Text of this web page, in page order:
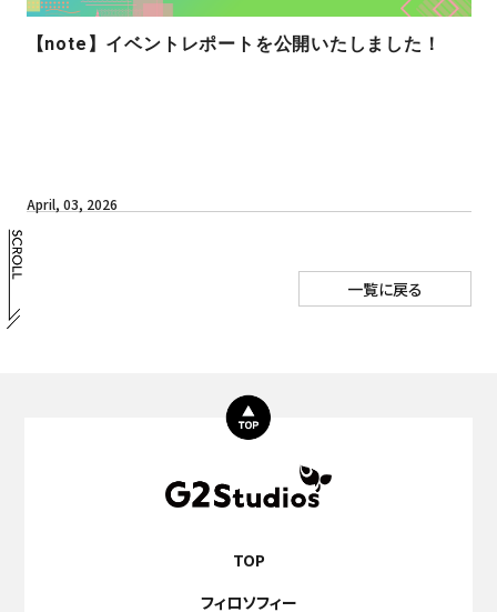
【note】イベントレポートを公開いたしました！
April, 03, 2026
一覧に戻る
TOP
フィロソフィー